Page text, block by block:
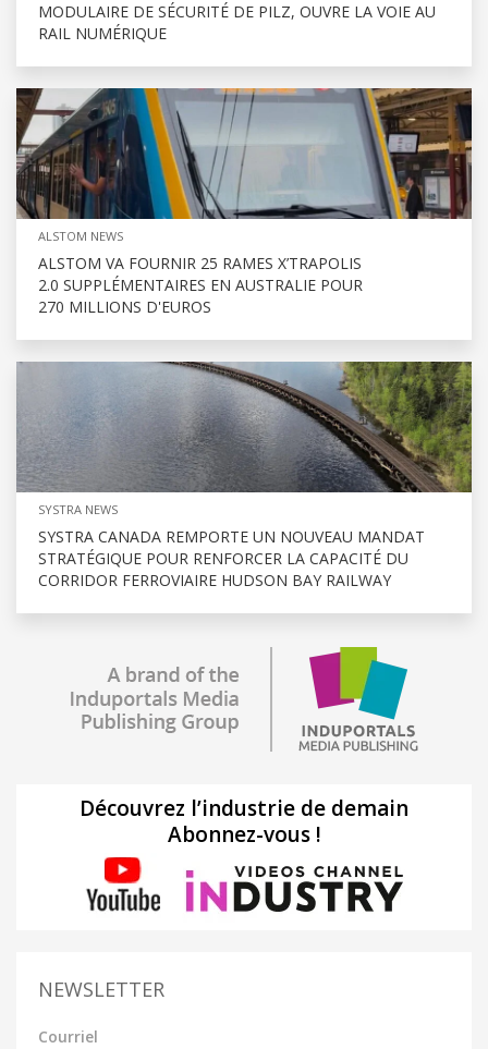
MODULAIRE DE SÉCURITÉ DE PILZ, OUVRE LA VOIE AU
RAIL NUMÉRIQUE
ALSTOM NEWS
ALSTOM VA FOURNIR 25 RAMES X’TRAPOLIS
2.0 SUPPLÉMENTAIRES EN AUSTRALIE POUR
270 MILLIONS D'EUROS
SYSTRA NEWS
SYSTRA CANADA REMPORTE UN NOUVEAU MANDAT
STRATÉGIQUE POUR RENFORCER LA CAPACITÉ DU
CORRIDOR FERROVIAIRE HUDSON BAY RAILWAY
Découvrez l’industrie de demain
Abonnez-vous !
NEWSLETTER
Courriel